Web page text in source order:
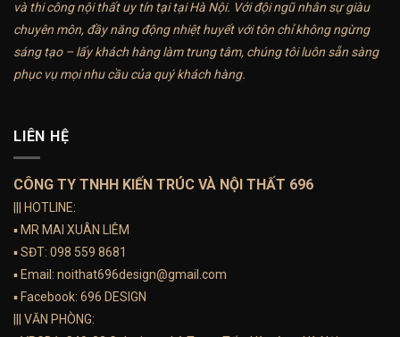
và thi công nội thất uy tín tại tại Hà Nội. Với đội ngũ nhân sự giàu
chuyên môn, đầy năng động nhiệt huyết với tôn chỉ không ngừng
sáng tạo – lấy khách hàng làm trung tâm, chúng tôi luôn sẵn sàng
phục vụ mọi nhu cầu của quý khách hàng.
LIÊN HỆ
CÔNG TY TNHH KIẾN TRÚC VÀ NỘI THẤT 696
||| HOTLINE:
▪️ MR MAI XUÂN LIÊM
▪️ SĐT: 098 559 8681
▪️ Email: noithat696design@gmail.com
▪️ Facebook: 696 DESIGN
||| VĂN PHÒNG: